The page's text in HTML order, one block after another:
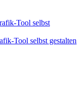
Tool selbst
Tool selbst gestalten